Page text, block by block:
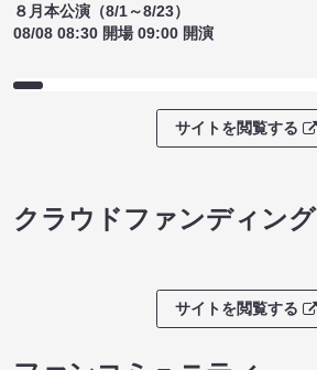
８月本公演（8/1～8/23）
08/08 08:30 開場 09:00 開演
サイトを閲覧する
クラウドファンディング
サイトを閲覧する